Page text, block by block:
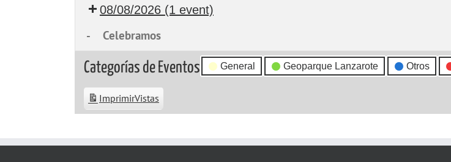
08/08/2026 (1 event)
- Celebramos
Categorías de Eventos General Geoparque Lanzarote Otros
ImprimirVistas